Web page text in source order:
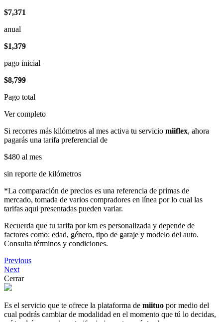
$7,371
anual
$1,379
pago inicial
$8,799
Pago total
Ver completo
Si recorres más kilómetros al mes activa tu servicio miiflex, ahora
pagarás una tarifa preferencial de
$480 al mes
sin reporte de kilómetros
*La comparación de precios es una referencia de primas de
mercado, tomada de varios compradores en línea por lo cual las
tarifas aqui presentadas pueden variar.
Recuerda que tu tarifa por km es personalizada y depende de
factores como: edad, género, tipo de garaje y modelo del auto.
Consulta términos y condiciones.
Previous
Next
Cerrar
Es el servicio que te ofrece la plataforma de miituo por medio del
cual podrás cambiar de modalidad en el momento que tú lo decidas,